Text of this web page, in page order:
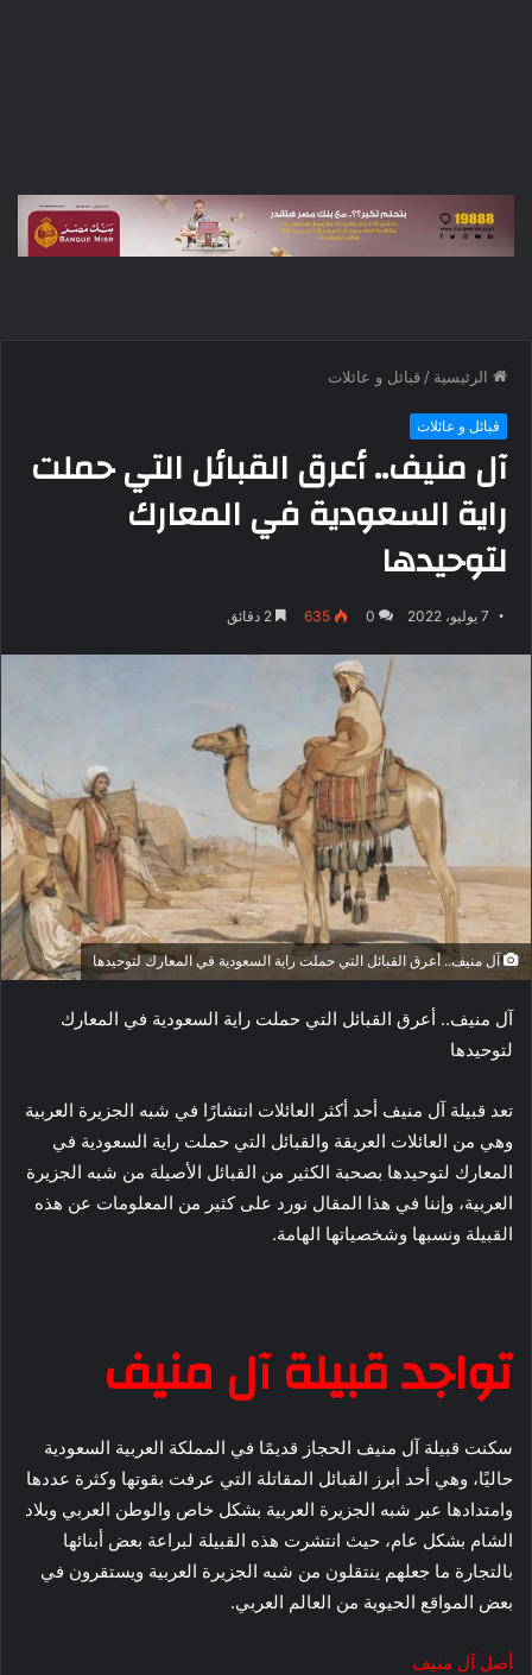
الرئيسية / قبائل و عائلات
قبائل و عائلات
آل منيف.. أعرق القبائل التي حملت
راية السعودية في المعارك
لتوحيدها
7 يوليو، 2022 0
635
آل منيف.. أعرق القبائل التي حملت راية السعودية في المعارك لتوحيدها
آل منيف.. أعرق القبائل التي حملت راية السعودية في المعارك
لتوحيدها
تعد قبيلة آل منيف أحد أكثر العائلات انتشارًا في شبه الجزيرة العربية
وهي من العائلات العريقة والقبائل التي حملت راية السعودية في
المعارك لتوحيدها بصحبة الكثير من القبائل الأصيلة من شبه الجزيرة
العربية، وإننا في هذا المقال نورد على كثير من المعلومات عن هذه
القبيلة ونسبها وشخصياتها الهامة.
تواجد قبيلة آل منيف
سكنت قبيلة آل منيف الحجاز قديمًا في المملكة العربية السعودية
حاليًا، وهي أحد أبرز القبائل المقاتلة التي عرفت بقوتها وكثرة عددها
وامتدادها عبر شبه الجزيرة العربية بشكل خاص والوطن العربي وبلاد
الشام بشكل عام، حيث انتشرت هذه القبيلة لبراعة بعض أبنائها
بالتجارة ما جعلهم ينتقلون من شبه الجزيرة العربية ويستقرون في
بعض المواقع الحيوية من العالم العربي.
أصل آل منيف